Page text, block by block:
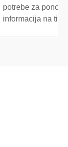
potrebe za
informacija na